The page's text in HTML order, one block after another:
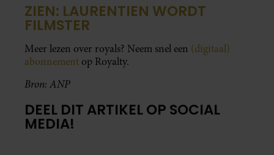
ZIEN: LAURENTIEN WORDT
FILMSTER
Meer lezen over royals? Neem snel een (digitaal)
abonnement op Royalty.
Bron: ANP
DEEL DIT ARTIKEL OP SOCIAL
MEDIA!